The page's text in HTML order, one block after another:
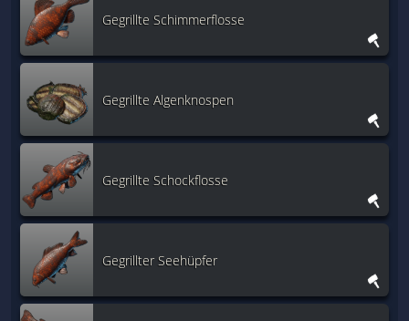
Gegrillte Schimmerflosse
Gegrillte Algenknospen
Gegrillte Schockflosse
Gegrillter Seehüpfer